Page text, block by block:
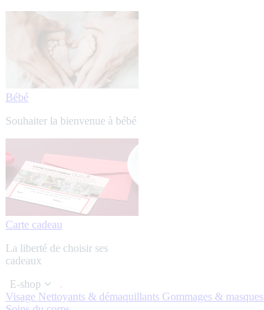
Bébé
Souhaiter la bienvenue à bébé
Carte cadeau
La liberté de choisir ses
cadeaux
E-shop
Visage Nettoyants & démaquillants Gommages & masques